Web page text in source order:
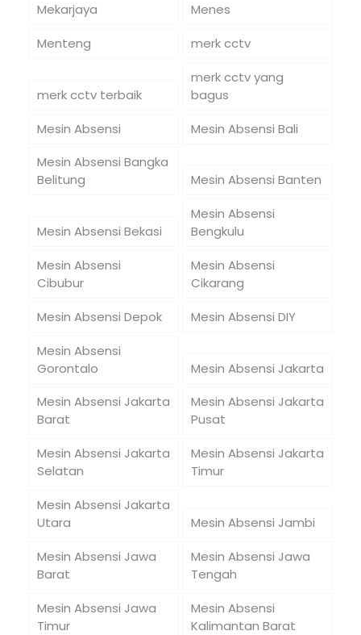
Mekarjaya
Menes
Menteng
merk cctv
merk cctv terbaik
merk cctv yang
bagus
Mesin Absensi
Mesin Absensi Bali
Mesin Absensi Bangka
Belitung
Mesin Absensi Banten
Mesin Absensi Bekasi
Mesin Absensi
Bengkulu
Mesin Absensi
Cibubur
Mesin Absensi
Cikarang
Mesin Absensi Depok
Mesin Absensi DIY
Mesin Absensi
Gorontalo
Mesin Absensi Jakarta
Mesin Absensi Jakarta
Barat
Mesin Absensi Jakarta
Pusat
Mesin Absensi Jakarta
Selatan
Mesin Absensi Jakarta
Timur
Mesin Absensi Jakarta
Utara
Mesin Absensi Jambi
Mesin Absensi Jawa
Barat
Mesin Absensi Jawa
Tengah
Mesin Absensi Jawa
Timur
Mesin Absensi
Kalimantan Barat